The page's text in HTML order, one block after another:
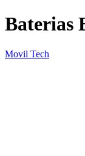
Baterias
Movil Tech